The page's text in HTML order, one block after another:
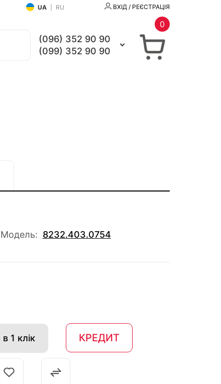
UA RU ВХІД / РЕЄСТРАЦІЯ
(096) 352 90 90
(099) 352 90 90
0
Модель: 8232.403.0754
1 клік КРЕДИТ